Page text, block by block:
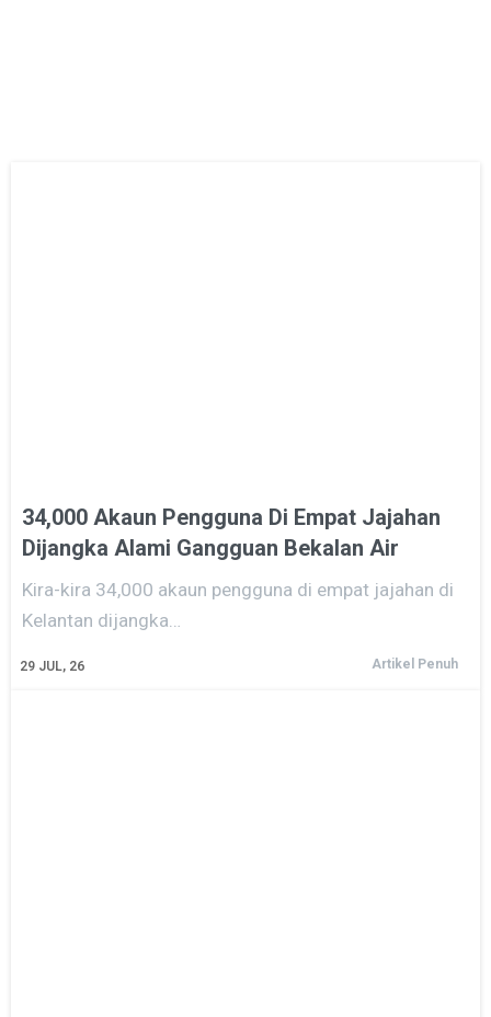
34,000 Akaun Pengguna Di Empat Jajahan
Dijangka Alami Gangguan Bekalan Air
29 JUL, 26
Kira-kira 34,000 akaun pengguna di empat jajahan di
Kelantan dijangka…
Artikel Penuh